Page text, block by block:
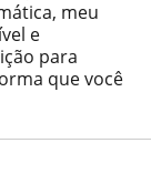
meu
e
para
que você